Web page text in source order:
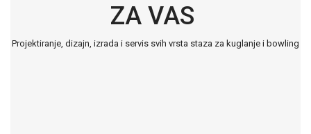
ZA VAS
Projektiranje, dizajn, izrada i servis svih vrsta staza za kuglanje i bowling